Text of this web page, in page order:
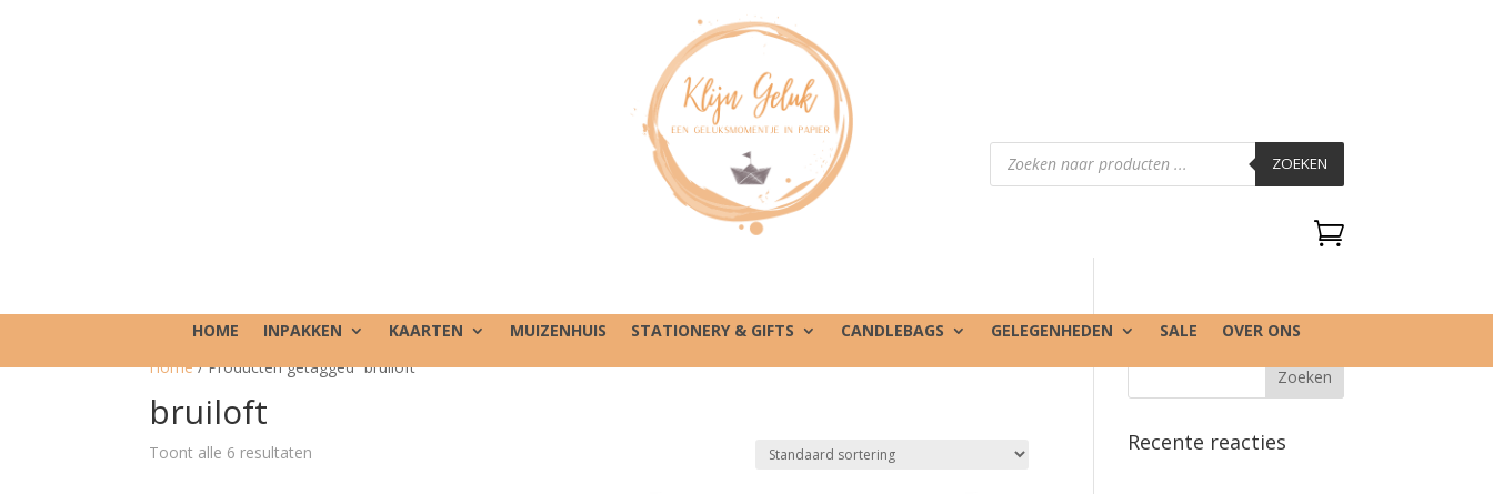
Producten
zoeken ZOEKEN

HOME INPAKKEN KAARTEN MUIZENHUIS STATIONERY & GIFTS CANDLEBAGS GELEGENHEDEN SALE
OVER ONS
Home/ Producten getagged “bruiloft”
bruiloft
Toont alle 6 resultaten Recente reacties